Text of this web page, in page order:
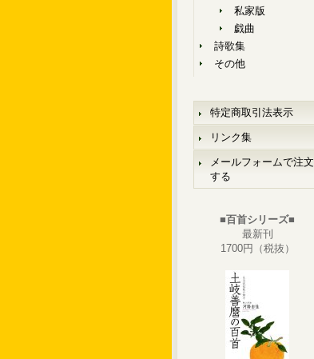
私家版
戯曲
詩歌集
その他
特定商取引法表示
リンク集
メールフォームで注文
する
■百首シリーズ■
最新刊
1700円（税抜）